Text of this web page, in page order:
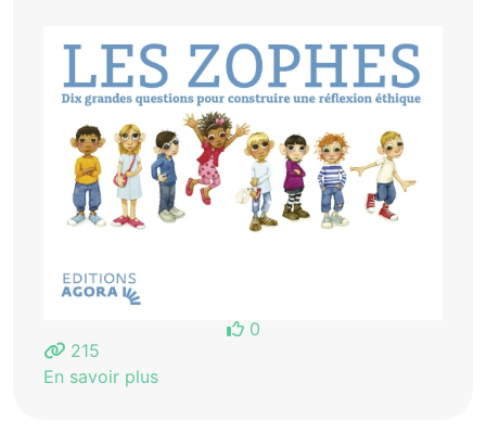
0
215
En savoir plus